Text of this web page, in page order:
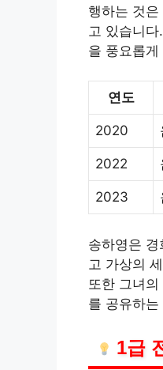
행하는 것
고 있습니
을 풍요롭
연도
2020
2022
2023
송하영은
고 가상의
또한 그녀
를 공유하
1급